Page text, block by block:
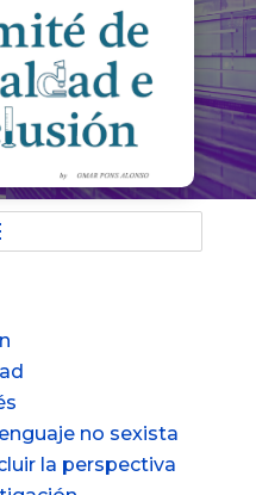
no sexista
la perspectiva